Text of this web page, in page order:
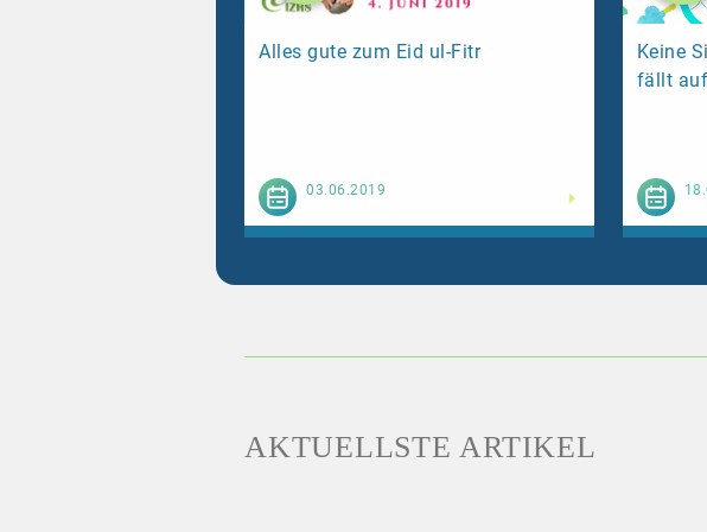
Alles gute zum Eid ul-Fitr
03.06.2019
Keine
fällt
AKTUELLSTE ARTIKEL